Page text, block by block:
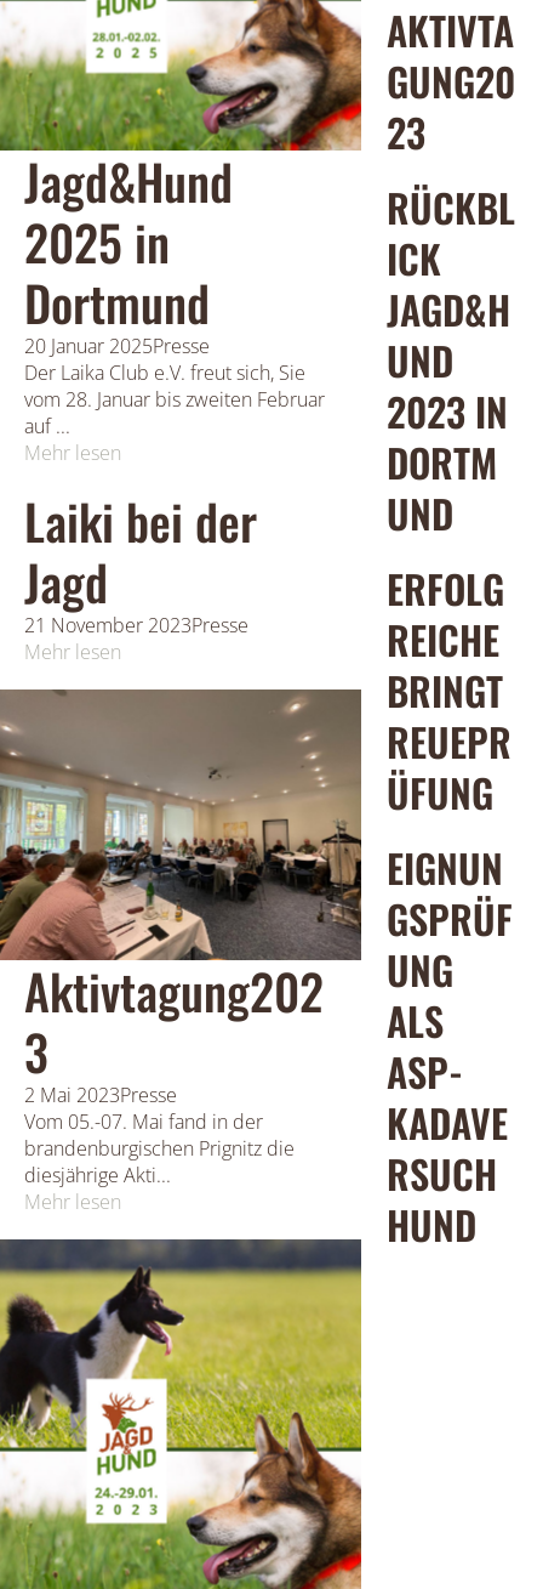
Jagd&Hund
2025 in
Dortmund
20 Januar 2025Presse
Der Laika Club e.V. freut sich, Sie
vom 28. Januar bis zweiten Februar
auf ...
Mehr lesen
Laiki bei der
Jagd
21 November 2023Presse
Mehr lesen
Aktivtagung202
3
2 Mai 2023Presse
Vom 05.-07. Mai fand in der
brandenburgischen Prignitz die
diesjährige Akti...
Mehr lesen
AKTIVTA
GUNG20
23
RÜCKBL
ICK
JAGD&H
UND
2023 IN
DORTM
UND
ERFOLG
REICHE
BRINGT
REUEPR
ÜFUNG
EIGNUN
GSPRÜF
UNG
ALS
ASP-
KADAVE
RSUCH
HUND